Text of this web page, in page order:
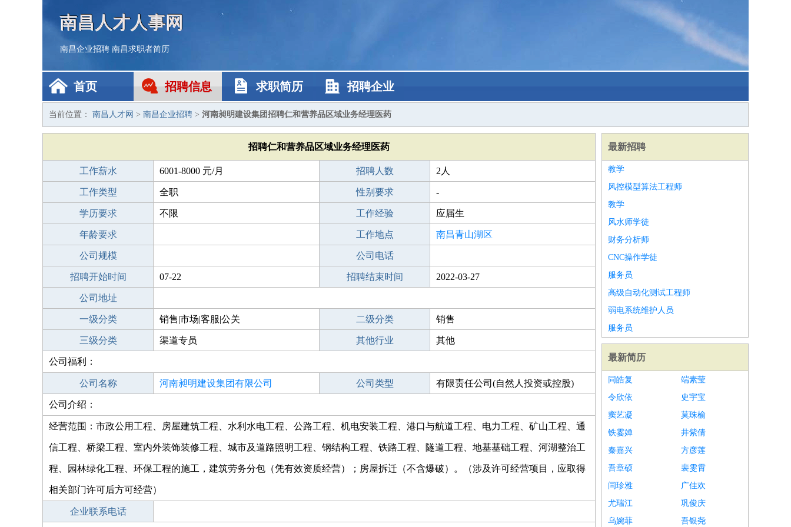
南昌人才人事网
南昌企业招聘 南昌求职者简历
首页 招聘信息 求职简历 招聘企业
当前位置： 南昌人才网 > 南昌企业招聘 > 河南昶明建设集团招聘仁和营养品区域业务经理医药
招聘仁和营养品区域业务经理医药
工作薪水 6001-8000 元/月 招聘人数 2人
工作类型 全职 性别要求 -
学历要求 不限 工作经验 应届生
年龄要求 工作地点 南昌青山湖区
公司规模 公司电话
招聘开始时间 07-22 招聘结束时间 2022-03-27
公司地址
一级分类 销售|市场|客服|公关 二级分类 销售
三级分类 渠道专员 其他行业 其他
公司福利：
公司名称 河南昶明建设集团有限公司 公司类型 有限责任公司(自然人投资或控股)
公司介绍：
经营范围：市政公用工程、房屋建筑工程、水利水电工程、公路工程、机电安装工程、港口与航道工程、电力工程、矿山工程、通
信工程、桥梁工程、室内外装饰装修工程、城市及道路照明工程、钢结构工程、铁路工程、隧道工程、地基基础工程、河湖整治工
程、园林绿化工程、环保工程的施工，建筑劳务分包（凭有效资质经营）；房屋拆迁（不含爆破）。（涉及许可经营项目，应取得
相关部门许可后方可经营）
企业联系电话
最新招聘
教学
风控模型算法工程师
教学
风水师学徒
财务分析师
CNC操作学徒
服务员
高级自动化测试工程师
弱电系统维护人员
服务员
最新简历
同皓复
端素莹
令欣依
史宇宝
窦艺凝
莫珠榆
铁霎婵
井紫倩
秦嘉兴
方彦莲
吾章硕
裴雯霄
闫珍雅
广佳欢
尤瑞江
巩俊庆
乌婉菲
吾银尧